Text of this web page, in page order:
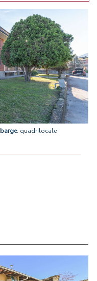
barge: quadrilocale